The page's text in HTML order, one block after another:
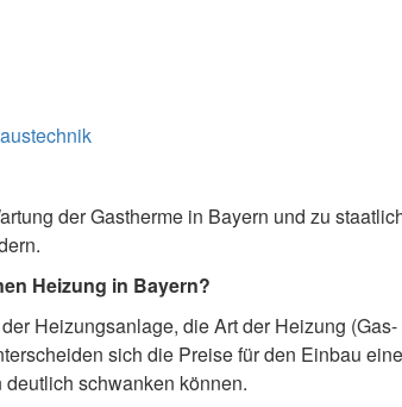
der Gastherme in Bayern und zu
Heizung in Bayern?
Heizungsanlage, die Art der Heizung
sich die Preise für den Einbau
schwanken können.